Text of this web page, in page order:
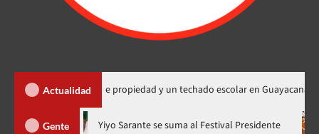
Actualidad
450 títulos de propiedad y un techado escolar en Guayacanal
Gente
en nuevo horario Yiyo Sarante se suma al Festival